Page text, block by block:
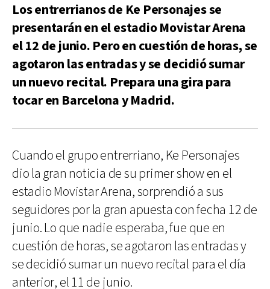
Los entrerrianos de Ke Personajes se
presentarán en el estadio Movistar Arena
el 12 de junio. Pero en cuestión de horas, se
agotaron las entradas y se decidió sumar
un nuevo recital. Prepara una gira para
tocar en Barcelona y Madrid.
Cuando el grupo entrerriano, Ke Personajes
dio la gran noticia de su primer show en el
estadio Movistar Arena, sorprendió a sus
seguidores por la gran apuesta con fecha 12 de
junio. Lo que nadie esperaba, fue que en
cuestión de horas, se agotaron las entradas y
se decidió sumar un nuevo recital para el día
anterior, el 11 de junio.